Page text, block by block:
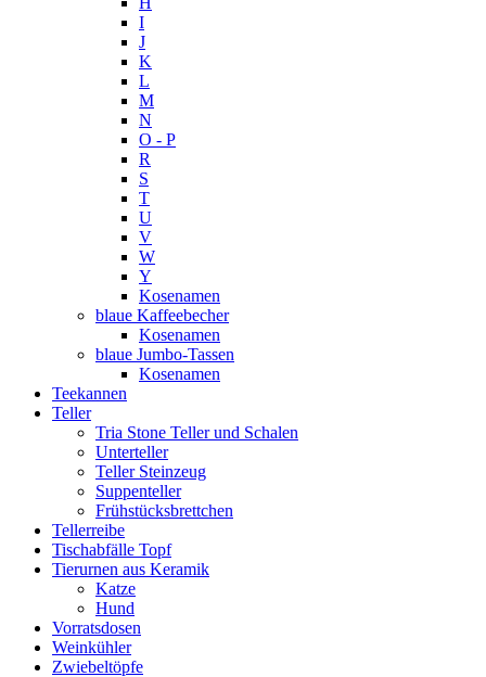
I
J
K
L
M
N
O - P
R
S
T
U
V
W
Y
Kosenamen
blaue Kaffeebecher
Kosenamen
blaue Jumbo-Tassen
Kosenamen
Teekannen
Teller
Tria Stone Teller und Schalen
Unterteller
Teller Steinzeug
Suppenteller
Frühstücksbrettchen
Tellerreibe
Tischabfälle Topf
Tierurnen aus Keramik
Katze
Hund
Vorratsdosen
Weinkühler
Zwiebeltöpfe